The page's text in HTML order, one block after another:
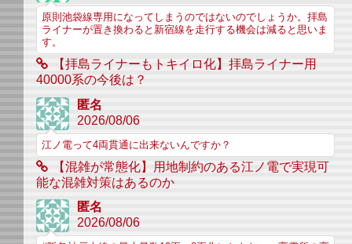
原則池袋線専用になってしまうのではないのでしょうか。拝島
ライナーが置き換わると新宿線を走行する機会は減ると思いま
す。
【拝島ライナーもトキイロ化】拝島ライナー用
40000系の今後は？
匿名
2026/08/06
江ノ電って4両貫通に出来ないんですか？
【混雑が常態化】用地制約のある江ノ電で実現可
能な混雑対策はあるのか
匿名
2026/08/06